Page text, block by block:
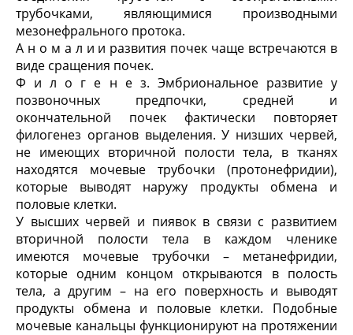
трубочками, являющимися производными
мезонефрального протока.
А н о м а л и и развития почек чаще встречаются в
виде сращения почек.
Ф и л о г е н е з. Эмбриональное развитие у
позвоночных предпочки, средней и
окончательной почек фактически повторяет
филогенез органов выделения. У низших червей,
не имеющих вторичной полости тела, в тканях
находятся мочевые трубочки (протонефридии),
которые выводят наружу продукты обмена и
половые клетки.
У высших червей и пиявок в связи с развитием
вторичной полости тела в каждом членике
имеются мочевые трубочки – метанефридии,
которые одним концом открываются в полость
тела, а другим – на его поверхность и выводят
продукты обмена и половые клетки. Подобные
мочевые канальцы функционируют на протяжении